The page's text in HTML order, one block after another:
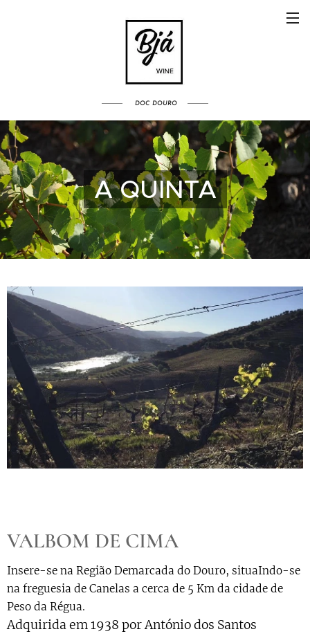
DOC DOURO
A QUINTA
VALBOM DE CIMA
Insere-se na Região Demarcada do Douro, situaIndo-se
na freguesia de Canelas a cerca de 5 Km da cidade de
Peso da Régua.
Adquirida em 1938 por António dos Santos